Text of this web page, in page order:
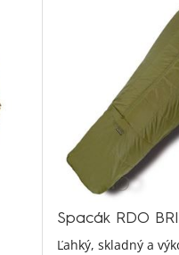
Spacák RDO
Ľahký, skladný a